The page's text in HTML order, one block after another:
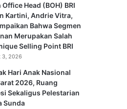
Office Head (BOH) BRI
Kartini, Andrie Vitra,
Bahwa Segmen
Merupakan Salah
Selling Point BRI
3, 2026
Hari Anak Nasional
2026, Ruang
Sekaligus Pelestarian
Sunda